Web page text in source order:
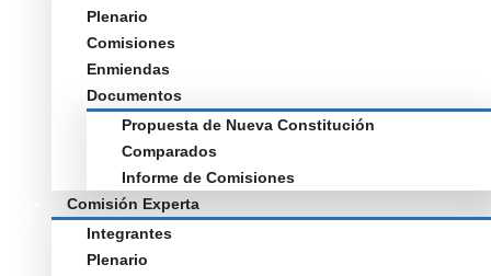
Plenario
Comisiones
Enmiendas
Documentos
Propuesta de Nueva Constitución
Comparados
Informe de Comisiones
Comisión Experta
Integrantes
Plenario